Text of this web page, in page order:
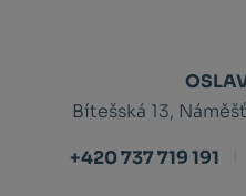
Bítešská 13,
+420 737 719 191